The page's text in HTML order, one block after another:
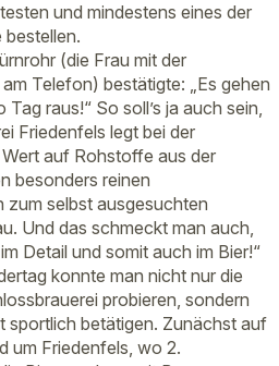
und mindestens eines der
(die Frau mit der
Telefon) bestätigte: „Es gehen
raus!“ So soll’s ja auch sein,
Friedenfels legt bei der
auf Rohstoffe aus der
besonders reinen
zum selbst ausgesuchten
Und das schmeckt man auch,
Detail und somit auch im Bier!“
konnte man nicht nur die
probieren, sondern
sportlich betätigen. Zunächst auf
um Friedenfels, wo 2.